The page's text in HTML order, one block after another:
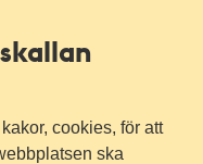
cookies, för att
ska